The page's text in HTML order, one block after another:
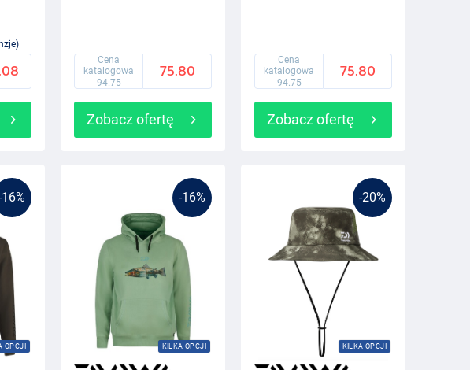
Cena
katalogowa
94.75
75.80
Zobacz ofertę
Cena
katalogowa
94.75
75.80
Zobacz ofertę
OPCJI
-16%
KILKA OPCJI
-20%
KILKA OPCJI